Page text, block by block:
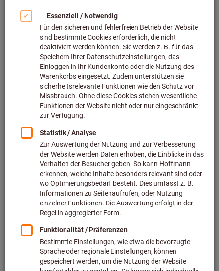
Bild zum Vergrößern anklicken
Preis pro 1 Stück